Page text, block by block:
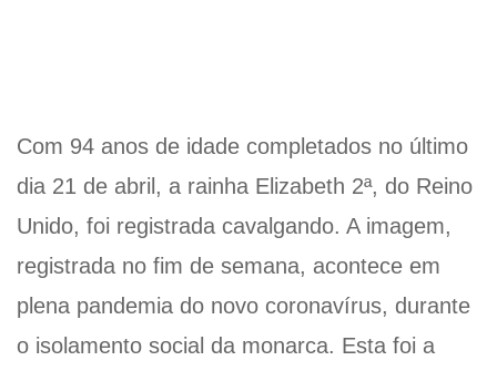
Com 94 anos de idade completados no último
dia 21 de abril, a rainha Elizabeth 2ª, do Reino
Unido, foi registrada cavalgando. A imagem,
registrada no fim de semana, acontece em
plena pandemia do novo coronavírus, durante
o isolamento social da monarca. Esta foi a